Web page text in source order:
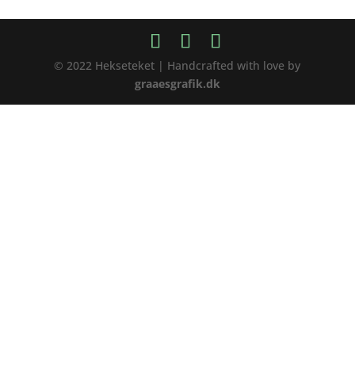
© 2022 Hekseteket | Handcrafted with love by
graaesgrafik.dk